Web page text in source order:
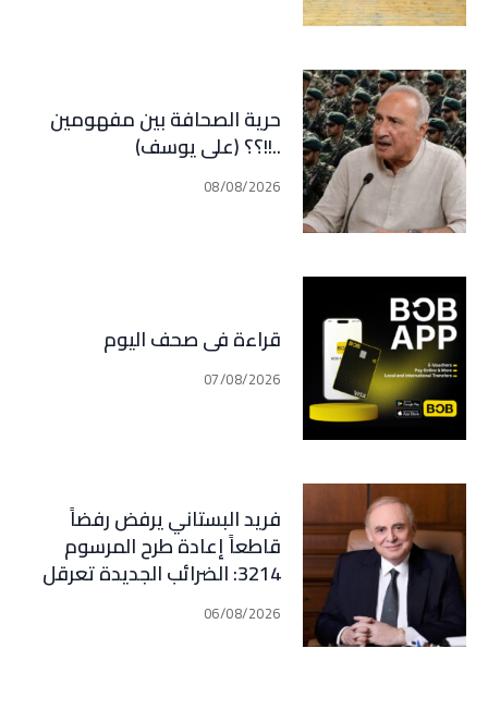
حرية الصحافة بين مفهومين
..!!؟؟ (علي يوسف)
08/08/2026
قراءة في صحف اليوم
07/08/2026
فريد البستاني يرفض رفضاً
قاطعاً إعادة طرح المرسوم
3214: الضرائب الجديدة تعرقل
التعافي الاقتصادي وتناقض
مبدأ الشراكة
06/08/2026